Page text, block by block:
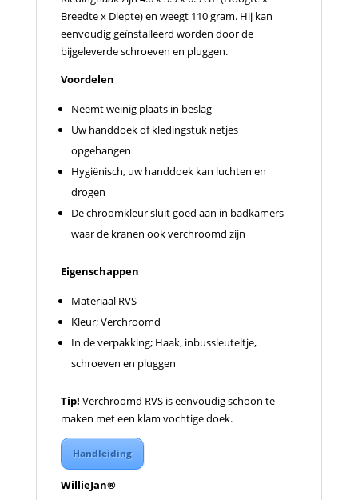
Breedte x Diepte) en weegt 110 gram. Hij kan
eenvoudig geïnstalleerd worden door de
bijgeleverde schroeven en pluggen.
Voordelen
Neemt weinig plaats in beslag
Uw handdoek of kledingstuk netjes
opgehangen
Hygiënisch, uw handdoek kan luchten en
drogen
De chroomkleur sluit goed aan in badkamers
waar de kranen ook verchroomd zijn
Eigenschappen
Materiaal RVS
Kleur; Verchroomd
In de verpakking; Haak, inbussleuteltje,
schroeven en pluggen
Tip! Verchroomd RVS is eenvoudig schoon te
maken met een klam vochtige doek.
Handleiding
WillieJan®